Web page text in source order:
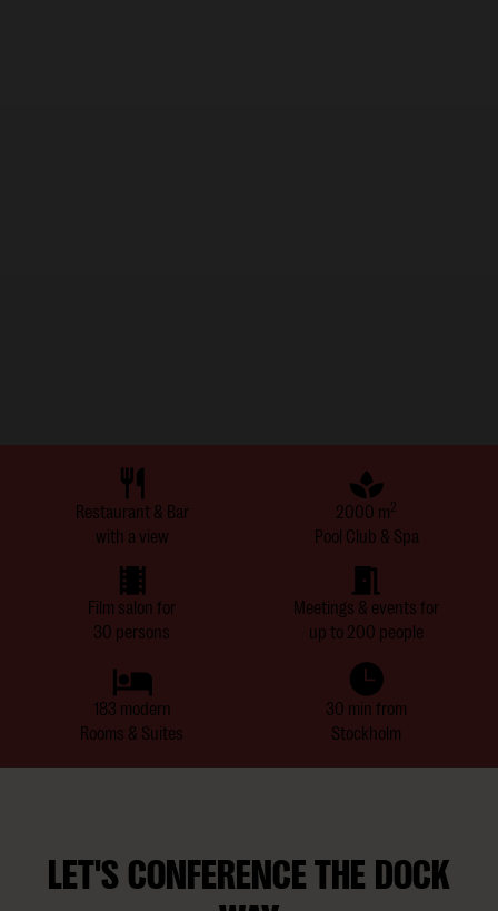
Restaurant & Bar
with a view
2000 m2
Pool Club & Spa
Film salon for
30 persons
Meetings & events for
up to 200 people
183 modern
Rooms & Suites
30 min from
Stockholm
LET'S CONFERENCE THE DOCK